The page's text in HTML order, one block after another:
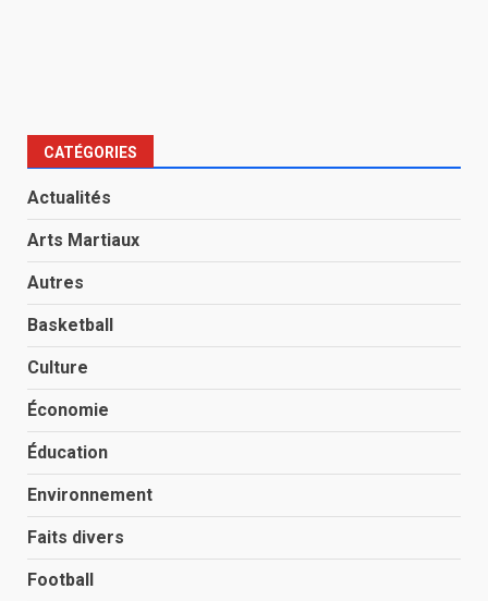
CATÉGORIES
Actualités
Arts Martiaux
Autres
Basketball
Culture
Économie
Éducation
Environnement
Faits divers
Football